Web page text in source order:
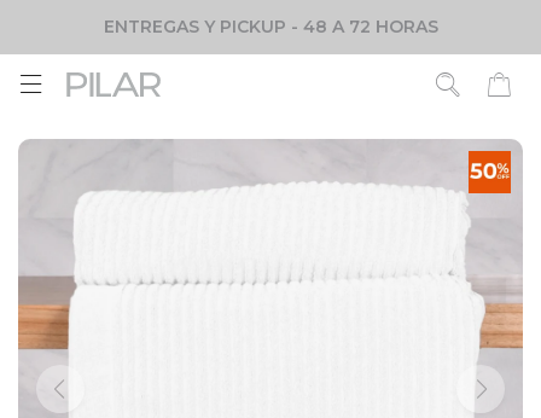
ENTREGAS Y PICKUP - 48 A 72 HORAS
